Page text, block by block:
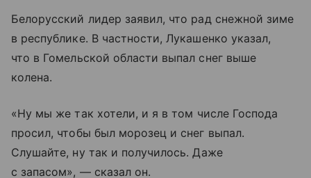
Белорусский лидер заявил, что рад снежной зиме
в республике. В частности, Лукашенко указал,
что в Гомельской области выпал снег выше
колена.
«Ну мы же так хотели, и я в том числе Господа
просил, чтобы был морозец и снег выпал.
Слушайте, ну так и получилось. Даже
с запасом», — сказал он.